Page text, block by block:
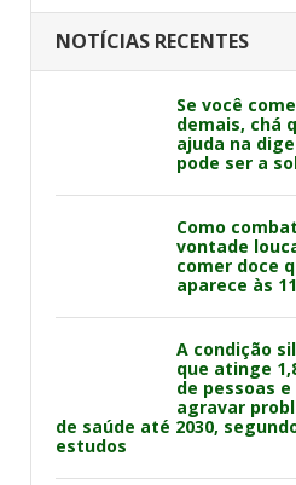
NOTÍCIAS RECENTES
Se você
demais, chá
ajuda na
pode ser a
Como
vontade
comer doce
aparece às
A condição
que atinge
de pessoas e
agravar
de saúde até 2030,
estudos